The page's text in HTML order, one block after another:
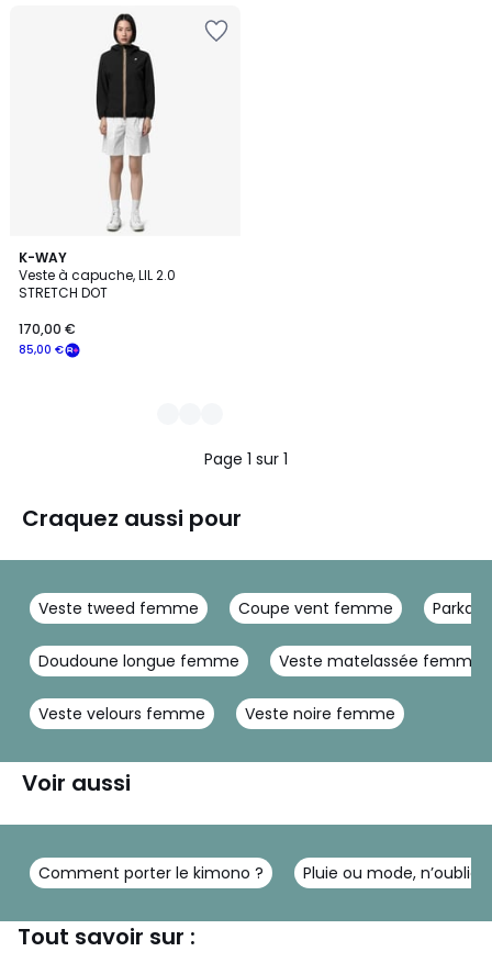
K-WAY
Veste à capuche, LIL 2.0
STRETCH DOT
85,00 €
170,00 €
3
Couleurs
Page 1 sur 1
Craquez aussi pour
Veste tweed femme Coupe vent femme Parka
Doudoune longue femme Veste matelassée femme
Veste velours femme Veste noire femme
Voir aussi
Comment porter le kimono ? Pluie ou mode,
Tout savoir sur :